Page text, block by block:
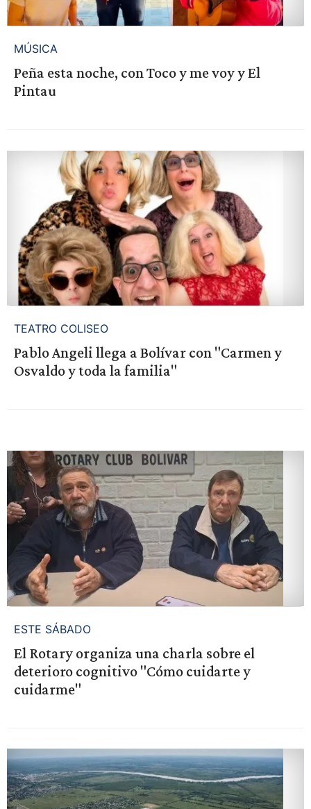
MÚSICA
Peña esta noche, con Toco y me voy y El
Pintau
TEATRO COLISEO
Pablo Angeli llega a Bolívar con "Carmen y
Osvaldo y toda la familia"
ESTE SÁBADO
El Rotary organiza una charla sobre el
deterioro cognitivo "Cómo cuidarte y
cuidarme"